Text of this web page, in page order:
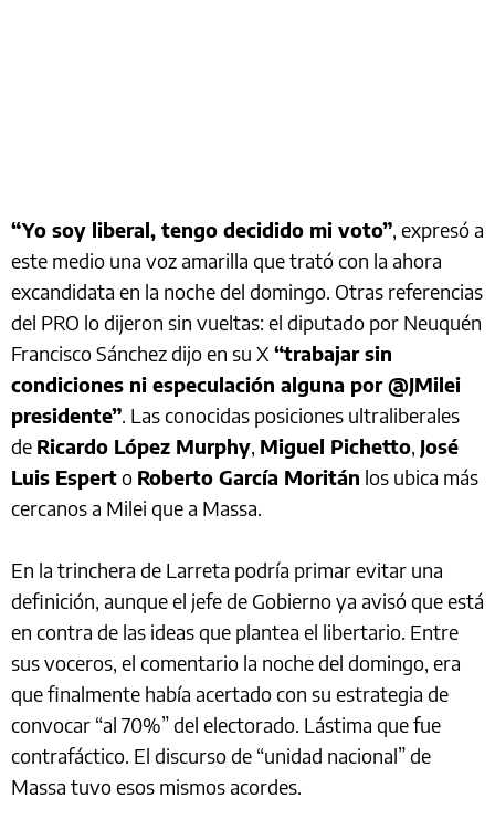
“Yo soy liberal, tengo decidido mi voto”, expresó a
este medio una voz amarilla que trató con la ahora
excandidata en la noche del domingo. Otras referencias
del PRO lo dijeron sin vueltas: el diputado por Neuquén
Francisco Sánchez dijo en su X “trabajar sin
condiciones ni especulación alguna por @JMilei
presidente”. Las conocidas posiciones ultraliberales
de Ricardo López Murphy, Miguel Pichetto, José
Luis Esperto Roberto García Moritán los ubica más
cercanos a Milei que a Massa.
En la trinchera de Larreta podría primar evitar una
definición, aunque el jefe de Gobierno ya avisó que está
en contra de las ideas que plantea el libertario. Entre
sus voceros, el comentario la noche del domingo, era
que finalmente había acertado con su estrategia de
convocar “al 70%” del electorado. Lástima que fue
contrafáctico. El discurso de “unidad nacional” de
Massa tuvo esos mismos acordes.